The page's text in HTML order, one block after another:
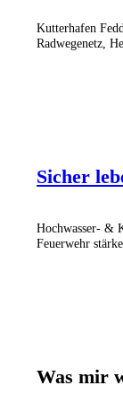
Kutterhafen
Radwegenetz,
Sicher
Hochwasser- &
Feuerwehr
Was mir